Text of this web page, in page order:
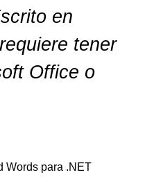
en
tener
Office o
Words para .NET